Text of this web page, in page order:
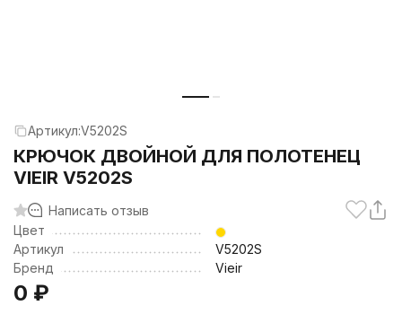
Артикул:V5202S
КРЮЧОК ДВОЙНОЙ ДЛЯ ПОЛОТЕНЕЦ
VIEIR V5202S
Написать отзыв
Цвет
Артикул
V5202S
Бренд
Vieir
0 ₽